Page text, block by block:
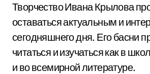
Творчество Ивана Крылова
оставаться актуальным и
сегодняшнего дня. Его басни
читаться и изучаться как в
и во всемирной литературе.